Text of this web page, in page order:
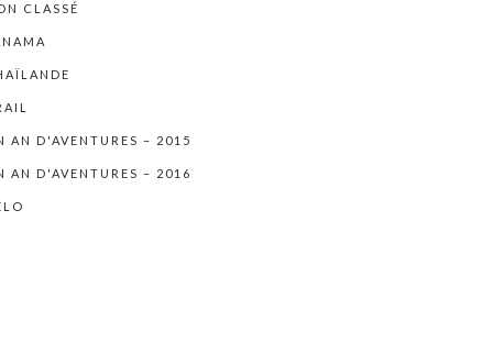
CLASSÉ
AN D'AVENTURES – 2015
AN D'AVENTURES – 2016